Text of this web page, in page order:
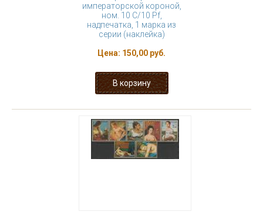
императорской короной,
ном. 10 С/10 Pf,
надпечатка, 1 марка из
серии (наклейка)
Цена: 150,00 руб.